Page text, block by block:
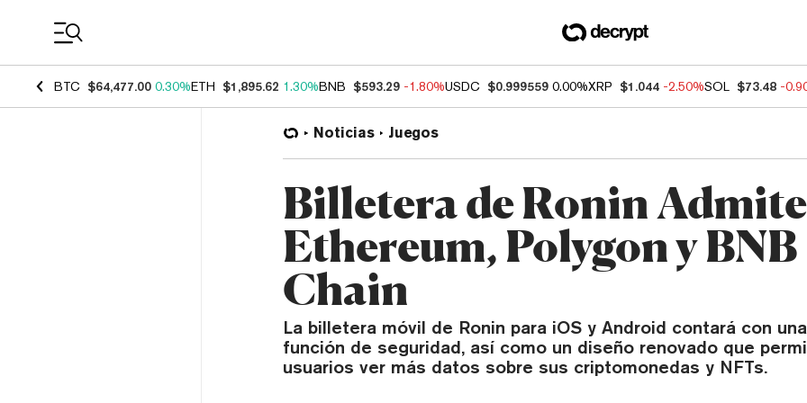
BTC $64,477.00 0.30%ETH $1,895.62 1.30%BNB $593.29 -1.80%USDC $0.999559 0.00%XRP $1.044 -2.50%SOL $73.48 -
Noticias Juegos
Billetera de Ronin Admite
Ethereum, Polygon y BNB
Chain
La billetera móvil de Ronin para iOS y Android contará con
función de seguridad, así como un diseño renovado que
usuarios ver más datos sobre sus criptomonedas y NFTs.